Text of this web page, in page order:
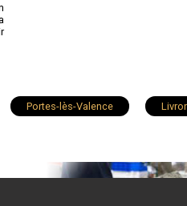
Portes-lès-Valence
lès-Valence Châteauneuf-